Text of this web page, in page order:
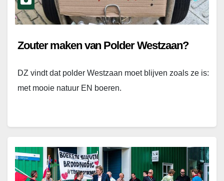
Zouter maken van Polder Westzaan?
DZ vindt dat polder Westzaan moet blijven zoals ze is:
met mooie natuur EN boeren.